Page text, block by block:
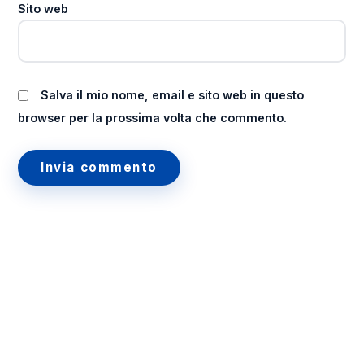
Sito web
Salva il mio nome, email e sito web in questo
browser per la prossima volta che commento.